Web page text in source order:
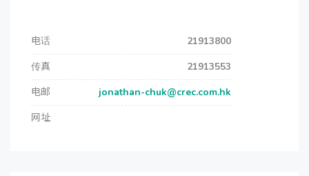
电话
21913800
传真
21913553
电邮
jonathan-chuk@crec.com.hk
网址